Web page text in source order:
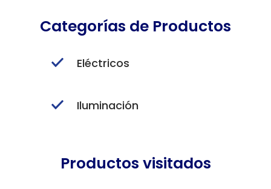
Categorías de Productos
Eléctricos
Iluminación
Productos visitados